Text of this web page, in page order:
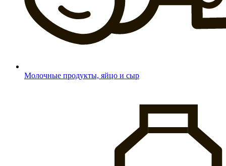
Молочные продукты, яйцо и сыр